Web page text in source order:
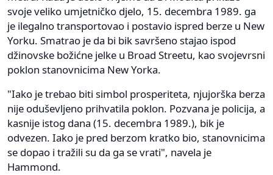
svoje veliko umjetničko djelo, 15. decembra 1989. ga
je ilegalno transportovao i postavio ispred berze u New
Yorku. Smatrao je da bi bik savršeno stajao ispod
džinovske božićne jelke u Broad Streetu, kao svojevrsni
poklon stanovnicima New Yorka.
"Iako je trebao biti simbol prosperiteta, njujorška berza
nije oduševljeno prihvatila poklon. Pozvana je policija, a
kasnije istog dana (15. decembra 1989.), bik je
odvezen. Iako je pred berzom kratko bio, stanovnicima
se dopao i tražili su da ga se vrati", navela je
Hammond.